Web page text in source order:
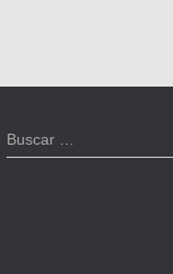
B
u
Buscar …